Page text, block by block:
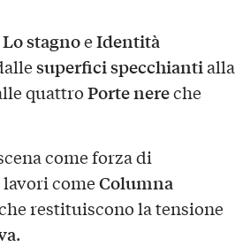
Lo stagnoeIdentità
superfici specchiantialla
quattroPorte nereche
come forza di
lavori comeColumna
restituiscono la tensione
.